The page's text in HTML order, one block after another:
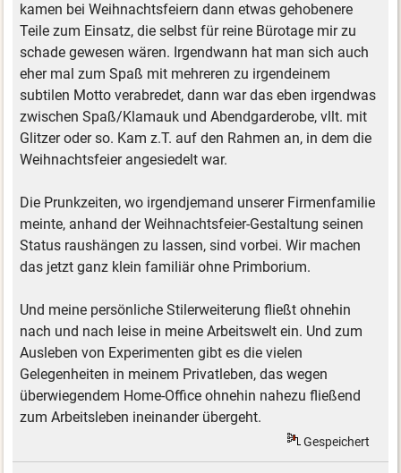
kamen bei Weihnachtsfeiern dann etwas gehobenere
Teile zum Einsatz, die selbst für reine Bürotage mir zu
schade gewesen wären. Irgendwann hat man sich auch
eher mal zum Spaß mit mehreren zu irgendeinem
subtilen Motto verabredet, dann war das eben irgendwas
zwischen Spaß/Klamauk und Abendgarderobe, vllt. mit
Glitzer oder so. Kam z.T. auf den Rahmen an, in dem die
Weihnachtsfeier angesiedelt war.
Die Prunkzeiten, wo irgendjemand unserer Firmenfamilie
meinte, anhand der Weihnachtsfeier-Gestaltung seinen
Status raushängen zu lassen, sind vorbei. Wir machen
das jetzt ganz klein familiär ohne Primborium.
Und meine persönliche Stilerweiterung fließt ohnehin
nach und nach leise in meine Arbeitswelt ein. Und zum
Ausleben von Experimenten gibt es die vielen
Gelegenheiten in meinem Privatleben, das wegen
überwiegendem Home-Office ohnehin nahezu fließend
zum Arbeitsleben ineinander übergeht.
Gespeichert